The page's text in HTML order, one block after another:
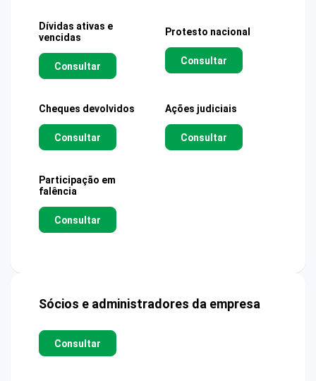
Dívidas ativas e
vencidas
Consultar
Protesto nacional
Consultar
Cheques devolvidos
Consultar
Ações judiciais
Consultar
Participação em
falência
Consultar
Sócios e administradores da empresa
Consultar